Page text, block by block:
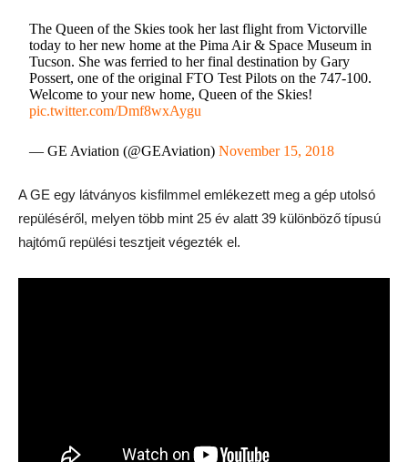
The Queen of the Skies took her last flight from Victorville
today to her new home at the Pima Air & Space Museum in
Tucson. She was ferried to her final destination by Gary
Possert, one of the original FTO Test Pilots on the 747-100.
Welcome to your new home, Queen of the Skies!
pic.twitter.com/Dmf8wxAygu
— GE Aviation (@GEAviation)November 15, 2018
A GE egy látványos kisfilmmel emlékezett meg a gép utolsó
repüléséről, melyen több mint 25 év alatt 39 különböző típusú
hajtómű repülési tesztjeit végezték el.